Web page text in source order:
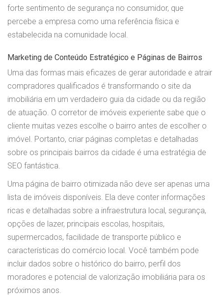
forte sentimento de segurança no consumidor, que
percebe a empresa como uma referência física e
estabelecida na comunidade local.
Marketing de Conteúdo Estratégico e Páginas de Bairros
Uma das formas mais eficazes de gerar autoridade e atrair
compradores qualificados é transformando o site da
imobiliária em um verdadeiro guia da cidade ou da região
de atuação. O corretor de imóveis experiente sabe que o
cliente muitas vezes escolhe o bairro antes de escolher o
imóvel. Portanto, criar páginas completas e detalhadas
sobre os principais bairros da cidade é uma estratégia de
SEO fantástica.
Uma página de bairro otimizada não deve ser apenas uma
lista de imóveis disponíveis. Ela deve conter informações
ricas e detalhadas sobre a infraestrutura local, segurança,
opções de lazer, principais escolas, hospitais,
supermercados, facilidade de transporte público e
características do comércio local. Você também pode
incluir dados sobre o histórico do bairro, perfil dos
moradores e potencial de valorização imobiliária para os
próximos anos.